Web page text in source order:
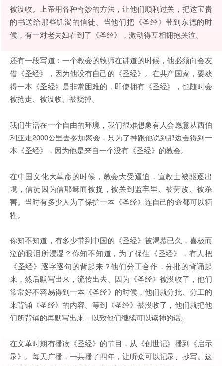
被没收。上帝用各种奇妙的方法，让他们顺利过关，把这宝贵
的书送给那些饥渴的信徒。当他们把《圣经》带到东德的时
候，有一对老夫妇看到了《圣经》，激动得互相拥抱哭泣。
还有一段写道：一个教会的牧师在讲道的时候，他必须向会友
借《圣经》，因为他没有自己的《圣经》。在共产国家，要获
得一本《圣经》是非常困难的，即使拥有《圣经》，也随时会
被抢走、被没收、被烧掉。
我们生活在一个自由的环境，我们很难想象有人会愿意从西伯
利亚走2000公里去参加聚会，只为了神跟他说到那边会得到一
本《圣经》，因为他是来自一个没有《圣经》的教会。
在中国文化大革命的时候，教会大受逼迫，宣教士被驱逐出
境，信徒因为信耶稣而被捉，被关到监牢里、被劳改、被杀
害。当时有多少人为了保护一本《圣经》连自己的命都可以牺
牲。
你知不知道，有多少带到中国的《圣经》被渴慕已久，喜极而
泣的眼泪所浸湿？你知不知道，为了保住《圣经》，有人把
《圣经》逐字逐句的背起来？他们分工合作，分批的背诵起
来，然后默写出来，流传出去。因为《圣经》被没收了，他们
常常好不容易得到一本《圣经》的时候，他们就分批、分工的
来背诵《圣经》的内容。等到《圣经》被没收了，他们就把他
们所背诵的再默写出来，以致他们继续可以读神的话。
在文革时期有播读《圣经》的节目，从《创世记》播到《启示
录》。每天广播，一共播了四年，让听众可以记录、抄写。这